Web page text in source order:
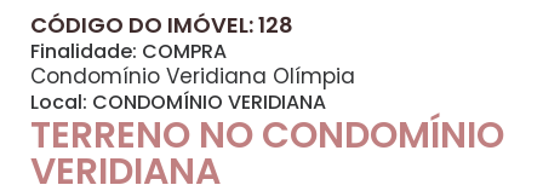
CÓDIGO DO IMÓVEL: 128
Finalidade: COMPRA
Condomínio Veridiana Olímpia
Local: CONDOMÍNIO VERIDIANA
TERRENO NO CONDOMÍNIO
VERIDIANA